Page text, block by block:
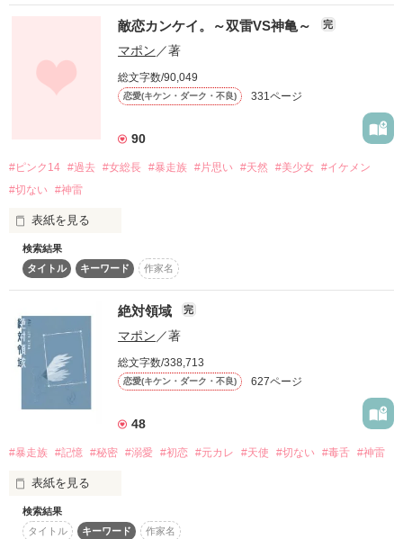
作品を読む
★レビュー Thanks★
ARIANA様
アメリカから帰国した
これからはゆっくり
出来ると思ってたのに…
｢何で私が、男子校になんていかないといけないのよぉおぉぉ
ぉおぉ!!!!｣
感想ノート
さくP様
普通の学校に通う普通の……双子なんかじゃない。
あいつらは……悪魔だ。
奴らが引っ越していって、やっと平穏な生活がやってきた…と
思ったのに！
「お、やっぱりブタ子ちゃんじゃん。相変わらずだねえ～」
敵恋カンケイ。～双雷VS神亀～ 完
マポン／著
総文字数/90,049
恋愛(キケン・ダーク・不良) 331ページ
90
#ピンク14 #過去 #女総長 #暴走族 #片思い #天然 #美少女 #イケメン
#切ない #神雷
表紙を見る
――闇の世界で今
トップ争いが起こっている
双雷VS神亀
あたしは双雷の総長。
検索結果
タイトル
キーワード 作家名
絶対領域 完
マポン／著
総文字数/338,713
恋愛(キケン・ダーク・不良) 627ページ
48
#暴走族 #記憶 #秘密 #溺愛 #初恋 #元カレ #天使 #切ない #毒舌 #神雷
表紙を見る
検索結果
タイトル
キーワード 作家名